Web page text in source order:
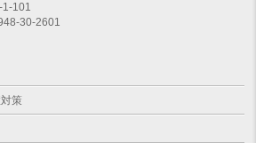
101
30-2601
策